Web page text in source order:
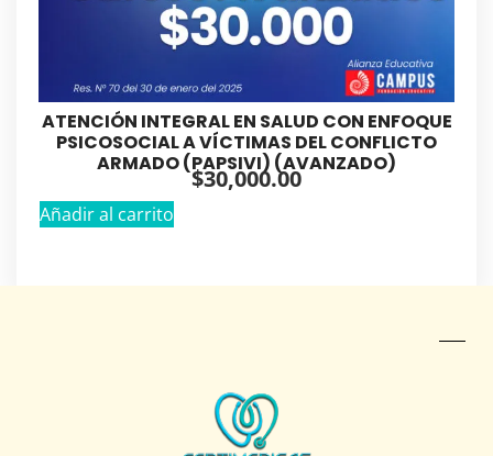
ATENCIÓN INTEGRAL EN SALUD CON ENFOQUE
PSICOSOCIAL A VÍCTIMAS DEL CONFLICTO
ARMADO (PAPSIVI) (AVANZADO)
$30,000.00
Añadir al carrito